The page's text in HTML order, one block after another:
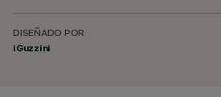
DISEÑADO POR
iGuzzini